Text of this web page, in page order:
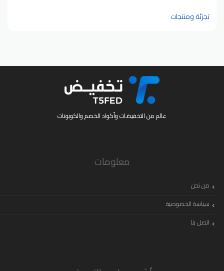
تجزئة ومنتجات
عالم من التخفيضات وأكواد الخصم والكوبونات
معلومات
من نحن
سياسة الخصوصية
اتصل بنا